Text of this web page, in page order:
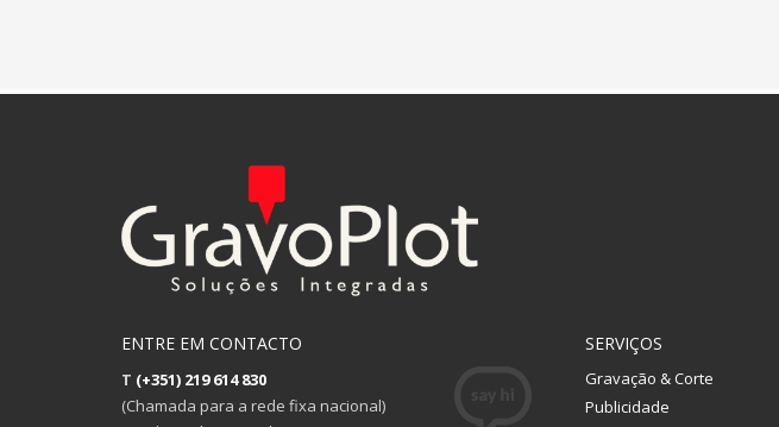
ENTRE EM CONTACTO
T (+351) 219 614 830
(Chamada para a rede fixa nacional)
SERVIÇOS
Gravação & Corte
Publicidade